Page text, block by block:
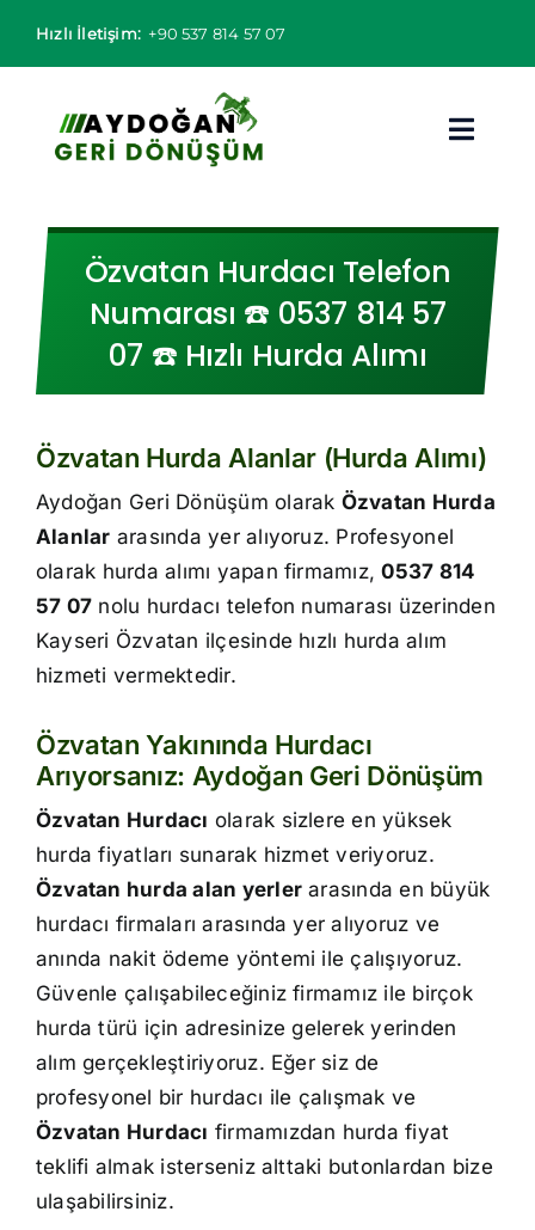
Hızlı İletişim: +90 537 814 57 07
Hurda Fiyatları
Hizmet Bölgeleri
Hakkımızda
İletişim
Özvatan Hurdacı Telefon
Numarası ☎️ 0537 814 57
07 ☎️ Hızlı Hurda Alımı
Özvatan Hurda Alanlar (Hurda Alımı)
Aydoğan Geri Dönüşüm olarak Özvatan Hurda
Alanlar arasında yer alıyoruz. Profesyonel
olarak hurda alımı yapan firmamız,0537 814
57 07 nolu hurdacı telefon numarası üzerinden
Kayseri Özvatan ilçesinde hızlı hurda alım
hizmeti vermektedir.
Özvatan Yakınında Hurdacı
Arıyorsanız: Aydoğan Geri Dönüşüm
Özvatan Hurdacı olarak sizlere en yüksek
hurda fiyatları sunarak hizmet veriyoruz.
Özvatan hurda alan yerlerarasında en büyük
hurdacı firmaları arasında yer alıyoruz ve
anında nakit ödeme yöntemi ile çalışıyoruz.
Güvenle çalışabileceğiniz firmamız ile birçok
hurda türü için adresinize gelerek yerinden
alım gerçekleştiriyoruz. Eğer siz de
profesyonel bir hurdacı ile çalışmak ve
Özvatan Hurdacı firmamızdan hurda fiyat
teklifi almak isterseniz alttaki butonlardan bize
ulaşabilirsiniz.